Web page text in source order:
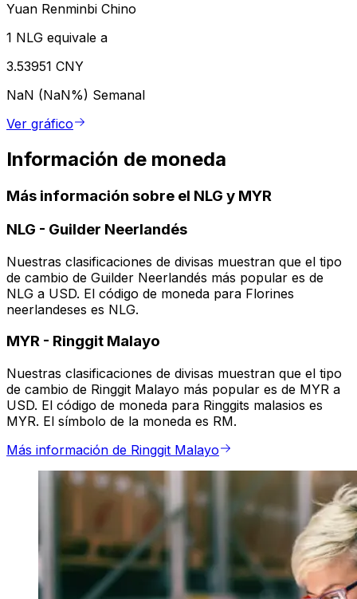
Yuan Renminbi Chino
1 NLG equivale a
3.53951 CNY
NaN (NaN%) Semanal
Ver gráfico
Información de moneda
Más información sobre el NLG y MYR
NLG - Guilder Neerlandés
Nuestras clasificaciones de divisas muestran que el tipo
de cambio de Guilder Neerlandés más popular es de
NLG a USD. El código de moneda para Florines
neerlandeses es NLG.
MYR - Ringgit Malayo
Nuestras clasificaciones de divisas muestran que el tipo
de cambio de Ringgit Malayo más popular es de MYR a
USD. El código de moneda para Ringgits malasios es
MYR. El símbolo de la moneda es RM.
Más información de Ringgit Malayo